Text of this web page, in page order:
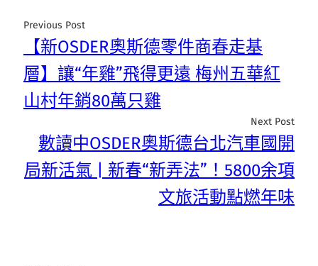
Previous Post
【新OSDER奧斯德零件商春走基
層】讓“年雞”飛得更遠 梅州五華紅
山村年銷80萬只雞
Next Post
數讀中OSDER奧斯德台北汽車國開
局新活氣 | 新春“新弄法”！5800余項
文旅活動點燃年味